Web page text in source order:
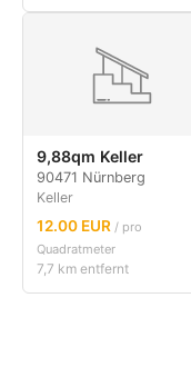
9,88qm Keller
90471 Nürnberg
Keller
12.00 EUR / pro
Quadratmeter
7,7 km entfernt